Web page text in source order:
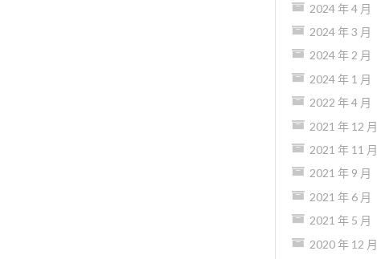
2024 年 4 月
2024 年 3 月
2024 年 2 月
2024 年 1 月
2022 年 4 月
2021 年 12 月
2021 年 11 月
2021 年 9 月
2021 年 6 月
2021 年 5 月
2020 年 12 月